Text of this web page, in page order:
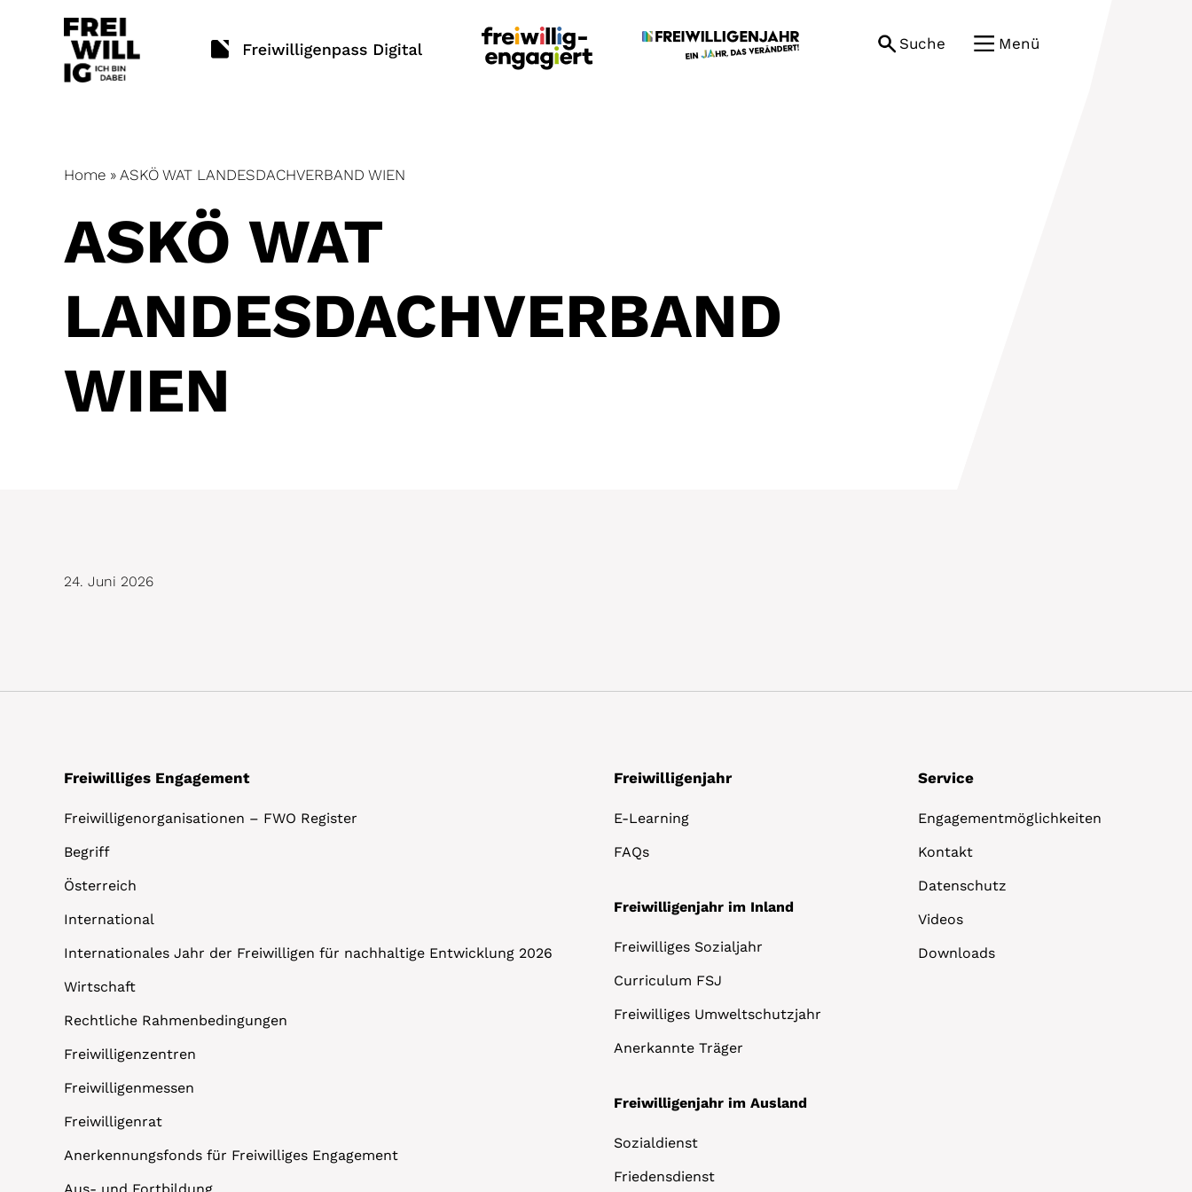
Suche Menü
Home » ASKÖ WAT LANDESDACHVERBAND WIEN
ASKÖ WAT
LANDESDACHVERBAND
WIEN
24. Juni 2026
Freiwilliges Engagement
Freiwilligenorganisationen – FWO Register
Begriff
Österreich
International
Internationales Jahr der Freiwilligen für nachhaltige Entwicklung 2026
Wirtschaft
Rechtliche Rahmenbedingungen
Freiwilligenzentren
Freiwilligenmessen
Freiwilligenrat
Anerkennungsfonds für Freiwilliges Engagement
Freiwilligenjahr
E-Learning
FAQs
Freiwilligenjahr im Inland
Freiwilliges Sozialjahr
Curriculum FSJ
Freiwilliges Umweltschutzjahr
Anerkannte Träger
Freiwilligenjahr im Ausland
Sozialdienst
Friedensdienst
Service
Engagementmöglichkeiten
Kontakt
Datenschutz
Videos
Downloads